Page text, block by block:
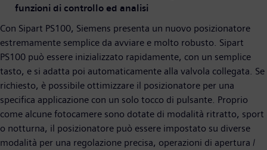
funzioni di controllo ed analisi
Con Sipart PS100, Siemens presenta un nuovo posizionatore
estremamente semplice da avviare e molto robusto. Sipart
PS100 può essere inizializzato rapidamente, con un semplice
tasto, e si adatta poi automaticamente alla valvola collegata. Se
richiesto, è possibile ottimizzare il posizionatore per una
specifica applicazione con un solo tocco di pulsante. Proprio
come alcune fotocamere sono dotate di modalità ritratto, sport
o notturna, il posizionatore può essere impostato su diverse
modalità per una regolazione precisa, operazioni di apertura /